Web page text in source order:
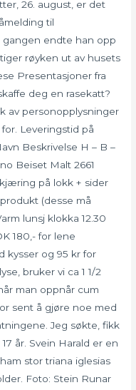
26. august, er det
til
endte han opp
røyken ut av husets
Presentasjoner fra
deg en rasekatt?
av personopplysninger
Leveringstid på
Beskrivelse H – B –
Beiset Malt 2661
på lokk + sider
(desse må
lunsj klokka 12.30
180,- for lene
kysser og 95 kr for
bruker vi ca 1 1/2
man oppnår cum
sent å gjøre noe med
Jeg søkte, fikk
år. Svein Harald er en
stor triana iglesias
Foto: Stein Runar